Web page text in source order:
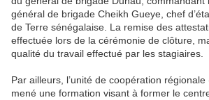
général de brigade Cheikh Gueye, chef
de Terre sénégalaise. La remise des
effectuée lors de la cérémonie de clôture,
qualité du travail effectué par les stagiaires.
Par ailleurs, l’unité de coopération
mené une formation visant à former le